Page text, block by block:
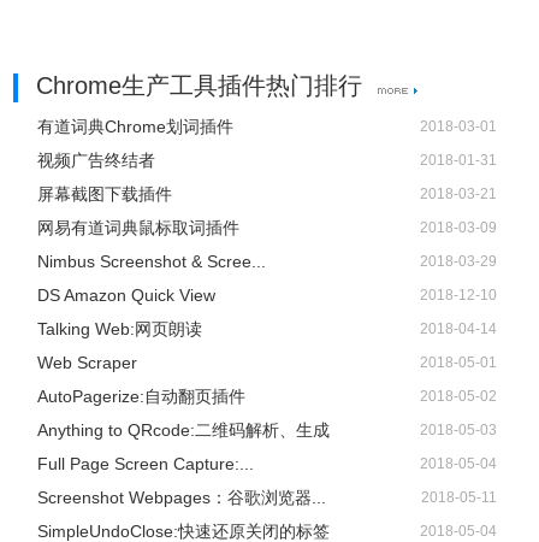
Chrome生产工具插件热门排行
有道词典Chrome划词插件 2018-03-01
视频广告终结者 2018-01-31
屏幕截图下载插件 2018-03-21
网易有道词典鼠标取词插件 2018-03-09
Nimbus Screenshot & Scree... 2018-03-29
DS Amazon Quick View 2018-12-10
Talking Web:网页朗读 2018-04-14
Web Scraper 2018-05-01
AutoPagerize:自动翻页插件 2018-05-02
Anything to QRcode:二维码解析、生成 2018-05-03
Full Page Screen Capture:... 2018-05-04
Screenshot Webpages：谷歌浏览器... 2018-05-11
SimpleUndoClose:快速还原关闭的标签 2018-05-04